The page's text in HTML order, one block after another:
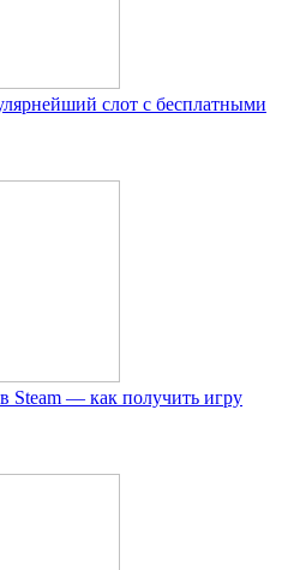
слот с бесплатными
Steam — как получить игру